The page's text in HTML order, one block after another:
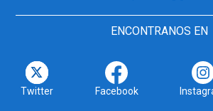
ENCONTRANOS EN
Twitter Facebook